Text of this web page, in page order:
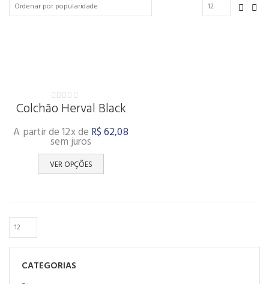
0
out
5
Colchão Herval Black
A partir de 12x de R$62,08
sem juros
VER OPÇÕES
CATEGORIAS